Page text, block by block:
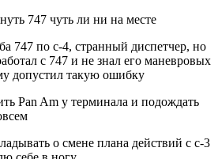
747 чуть ли ни на месте
747 по c-4, странный диспетчер, но
с 747 и не знал его маневровых
допустил такую ошибку
Pan Am у терминала и подождать
о смене плана действий с c-3